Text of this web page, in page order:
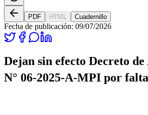
PDF HTML Cuadernillo
Fecha de publicación: 09/07/2026
Dejan sin efecto Decreto
N° 06-2025-A-MPI por